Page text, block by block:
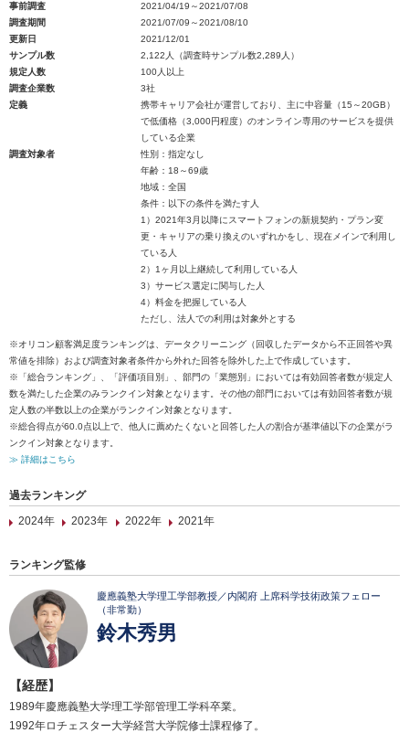
事前調査
2021/04/19～2021/07/08
調査期間
2021/07/09～2021/08/10
更新日
2021/12/01
サンプル数
2,122人（調査時サンプル数2,289人）
規定人数
100人以上
調査企業数
3社
定義
携帯キャリア会社が運営しており、主に中容量（15～20GB）
で低価格（3,000円程度）のオンライン専用のサービスを提供
している企業
調査対象者
性別：指定なし
年齢：18～69歳
地域：全国
条件：以下の条件を満たす人
1）2021年3月以降にスマートフォンの新規契約・プラン変
更・キャリアの乗り換えのいずれかをし、現在メインで利用し
ている人
2）1ヶ月以上継続して利用している人
3）サービス選定に関与した人
4）料金を把握している人
ただし、法人での利用は対象外とする
※オリコン顧客満足度ランキングは、データクリーニング（回収したデータから不正回答や異
常値を排除）および調査対象者条件から外れた回答を除外した上で作成しています。
※「総合ランキング」、「評価項目別」、部門の「業態別」においては有効回答者数が規定人
数を満たした企業のみランクイン対象となります。その他の部門においては有効回答者数が規
定人数の半数以上の企業がランクイン対象となります。
※総合得点が60.0点以上で、他人に薦めたくないと回答した人の割合が基準値以下の企業がラ
ンクイン対象となります。
≫ 詳細はこちら
過去ランキング
2024年
2023年 2022年 2021年
ランキング監修
慶應義塾大学理工学部教授／内閣府 上席科学技術政策フェロー
（非常勤）
鈴木秀男
【経歴】
1989年慶應義塾大学理工学部管理工学科卒業。
1992年ロチェスター大学経営大学院修士課程修了。